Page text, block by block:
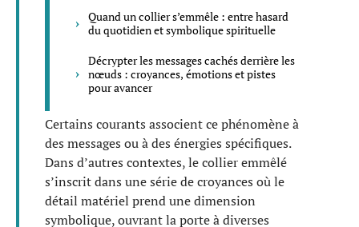
Quand un collier s’emmêle : entre hasard
du quotidien et symbolique spirituelle
Décrypter les messages cachés derrière les
nœuds : croyances, émotions et pistes
pour avancer
Certains courants associent ce phénomène à
des messages ou à des énergies spécifiques.
Dans d’autres contextes, le collier emmêlé
s’inscrit dans une série de croyances où le
détail matériel prend une dimension
symbolique, ouvrant la porte à diverses